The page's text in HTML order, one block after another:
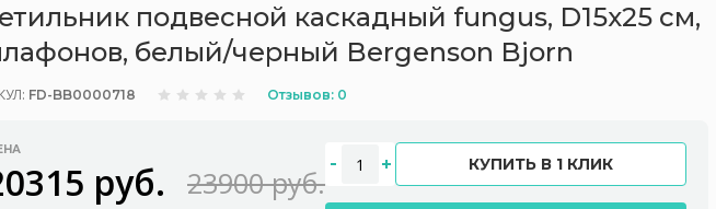
подвесной каскадный fungus, D15х25 см,
белый/черный Bergenson Bjorn
FD-BB0000718 Отзывов: 0
руб. 23900 руб. КУПИТЬ В 1 КЛИК